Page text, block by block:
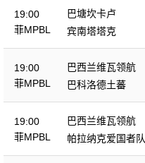
19:00
菲MPBL
巴塘坎卡卢
宾南塔塔克
19:00
菲MPBL
巴西兰维瓦领航
巴科洛德土蕃
19:00
菲MPBL
巴西兰维瓦领航
帕拉纳克爱国者队